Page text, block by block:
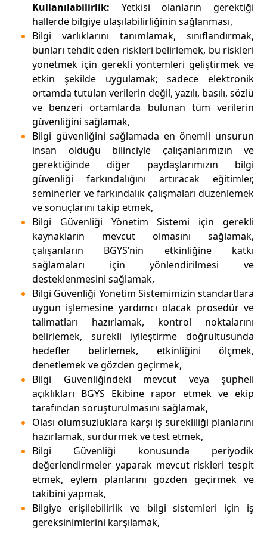
Kullanılabilirlik: Yetkisi olanların gerektiği
hallerde bilgiye ulaşılabilirliğinin sağlanması,
Bilgi varlıklarını tanımlamak, sınıflandırmak,
bunları tehdit eden riskleri belirlemek, bu riskleri
yönetmek için gerekli yöntemleri geliştirmek ve
etkin şekilde uygulamak; sadece elektronik
ortamda tutulan verilerin değil, yazılı, basılı, sözlü
ve benzeri ortamlarda bulunan tüm verilerin
güvenliğini sağlamak,
Bilgi güvenliğini sağlamada en önemli unsurun
insan olduğu bilinciyle çalışanlarımızın ve
gerektiğinde diğer paydaşlarımızın bilgi
güvenliği farkındalığını artıracak eğitimler,
seminerler ve farkındalık çalışmaları düzenlemek
ve sonuçlarını takip etmek,
Bilgi Güvenliği Yönetim Sistemi için gerekli
kaynakların mevcut olmasını sağlamak,
çalışanların BGYS’nin etkinliğine katkı
sağlamaları için yönlendirilmesi ve
desteklenmesini sağlamak,
Bilgi Güvenliği Yönetim Sistemimizin standartlara
uygun işlemesine yardımcı olacak prosedür ve
talimatları hazırlamak, kontrol noktalarını
belirlemek, sürekli iyileştirme doğrultusunda
hedefler belirlemek, etkinliğini ölçmek,
denetlemek ve gözden geçirmek,
Bilgi Güvenliğindeki mevcut veya şüpheli
açıklıkları BGYS Ekibine rapor etmek ve ekip
tarafından soruşturulmasını sağlamak,
Olası olumsuzluklara karşı iş sürekliliği planlarını
hazırlamak, sürdürmek ve test etmek,
Bilgi Güvenliği konusunda periyodik
değerlendirmeler yaparak mevcut riskleri tespit
etmek, eylem planlarını gözden geçirmek ve
takibini yapmak,
Bilgiye erişilebilirlik ve bilgi sistemleri için iş
gereksinimlerini karşılamak,